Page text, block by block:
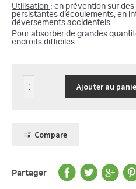
Utilisation : en prévention sur
persistantes d’écoulements, en
déversements accidentels.
Pour absorber de grandes
endroits difficiles.
quantité
de
46x46
tous
liquides
Ajouter au
Compare
Partager